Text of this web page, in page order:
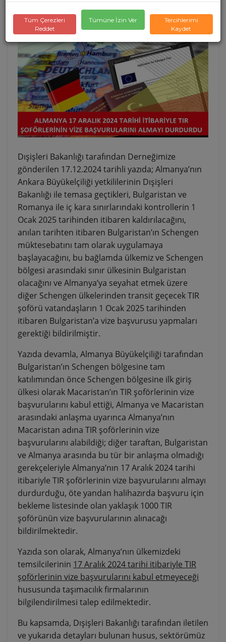
18.12.2024 A+ A-
Dışişleri Bakanlığı tarafından Derneğimize
gönderilen 17.12.2024 tarihli yazıda; Almanya’nın
Ankara Büyükelçiliği yetkililerinin Dışişleri
Bakanlığı ile temasa geçtikleri, Bulgaristan ve
Romanya ile iç kara sınırlarındaki kontrollerin 1
Ocak 2025 tarihinden itibaren kaldırılacağını,
anılan tarihten itibaren Bulgaristan’ın Schengen
müktesebatını tam olarak uygulamaya
başlayacağını, bu bağlamda ülkemiz ve Schengen
bölgesi arasındaki sınır ülkesinin Bulgaristan
olacağını ve Almanya’ya seyahat etmek üzere
diğer Schengen ülkelerinden transit geçecek TIR
şoförü vatandaşların 1 Ocak 2025 tarihinden
itibaren Bulgaristan’a vize başvurusu yapmaları
gerektiği bildirilmiştir.
Yazıda devamla, Almanya Büyükelçiliği tarafından
Bulgaristan’ın Schengen bölgesine tam
katılımından önce Schengen bölgesine ilk giriş
ülkesi olarak Macaristan’ın TIR şoförlerinin vize
başvurularını kabul ettiği, Almanya ve Macaristan
arasındaki anlaşma uyarınca Almanya’nın
Macaristan adına TIR şoförlerinin vize
başvurularını alabildiği; diğer taraftan, Bulgaristan
ve Almanya arasında bu tür bir anlaşma olmadığı
gerekçeleriyle Almanya’nın 17 Aralık 2024 tarihi
itibariyle TIR şoförlerinin vize başvurularını almayı
durdurduğu, öte yandan halihazırda başvuru için
bekleme listesinde olan yaklaşık 1000 TIR
şoförünün vize başvurularının alınacağı
bildirilmektedir.
Yazıda son olarak, Almanya’nın ülkemizdeki
temsilcilerinin 17 Aralık 2024 tarihi itibariyle TIR
şoförlerinin vize başvurularını kabul etmeyeceği
hususunda taşımacılık firmalarının
bilgilendirilmesi talep edilmektedir.
Bu kapsamda, Dışişleri Bakanlığı tarafından iletilen
ve yukarıda detayları bulunan husus, sektörümüz
Tüm Çerezleri
Reddet
Tümüne İzin Ver
Tercihlerimi
Kaydet